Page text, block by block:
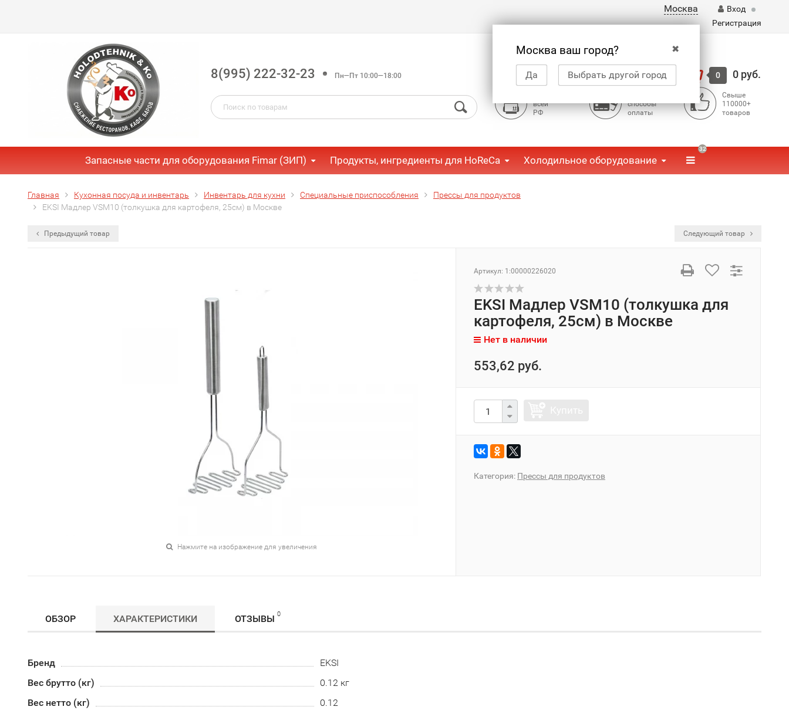
Москва
✖
Москва ваш город?
Да Выбрать другой город
Вход
Регистрация
8(995) 222-32-23 Пн—Пт 10:00—18:00 Корзина 0 0 руб.
всей
РФ
способы
оплаты
Свыше
110000+
товаров
Запасные части для оборудования Fimar (ЗИП) Продукты, ингредиенты для HoReCa Холодильное оборудование
32
Главная Кухонная посуда и инвентарь Инвентарь для кухни Специальные приспособления
Прессы для продуктов
EKSI Мадлер VSM10 (толкушка для картофеля, 25см) в Москве
Предыдущий товар Следующий товар
Нажмите на изображение для увеличения
Артикул: 1:00000226020
EKSI Мадлер VSM10 (толкушка для
картофеля, 25см) в Москве
Нет в наличии
553,62 руб.
Категория: Прессы для продуктов
ОБЗОР ХАРАКТЕРИСТИКИ ОТЗЫВЫ 0
Бренд
EKSI
Вес брутто (кг)
0.12 кг
Вес нетто (кг)
0.12